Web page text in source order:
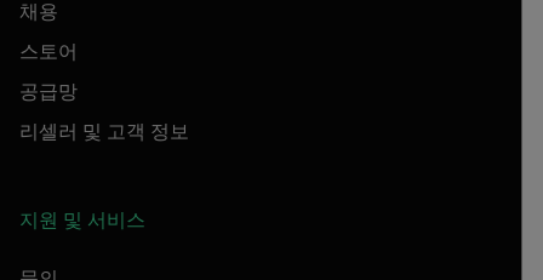
채용
스토어
공급망
리셀러 및 고객 정보
지원 및 서비스